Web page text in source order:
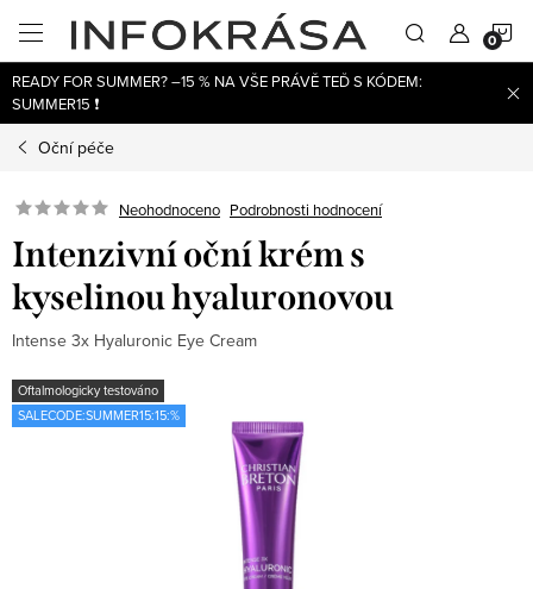
obsah
READY FOR SUMMER? –15 % NA VŠE PRÁVĚ TEĎ S KÓDEM:
SUMMER15 ❗
Oční péče
Neohodnoceno Podrobnosti hodnocení
Intenzivní oční krém s
kyselinou hyaluronovou
Intense 3x Hyaluronic Eye Cream
Oftalmologicky testováno
SALECODE:SUMMER15:15:%